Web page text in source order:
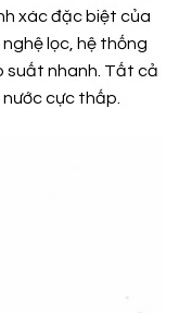
xác đặc biệt của
lọc, hệ thống
suất nhanh. Tất cả
cực thấp.